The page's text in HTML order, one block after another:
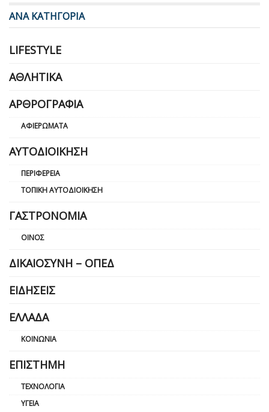
ΑΝΑ ΚΑΤΗΓΟΡΙΑ
LIFESTYLE
ΑΘΛΗΤΙΚΆ
ΑΡΘΡΟΓΡΑΦΊΑ
ΑΦΙΕΡΏΜΑΤΑ
ΑΥΤΟΔΙΟΊΚΗΣΗ
ΠΕΡΙΦΈΡΕΙΑ
ΤΟΠΙΚΉ ΑΥΤΟΔΙΟΊΚΗΣΗ
ΓΑΣΤΡΟΝΟΜΊΑ
ΟΊΝΟΣ
ΔΙΚΑΙΟΣΎΝΗ – ΟΠΕΔ
ΕΙΔΉΣΕΙΣ
ΕΛΛΆΔΑ
ΚΟΙΝΩΝΊΑ
ΕΠΙΣΤΉΜΗ
ΤΕΧΝΟΛΟΓΊΑ
ΥΓΕΊΑ